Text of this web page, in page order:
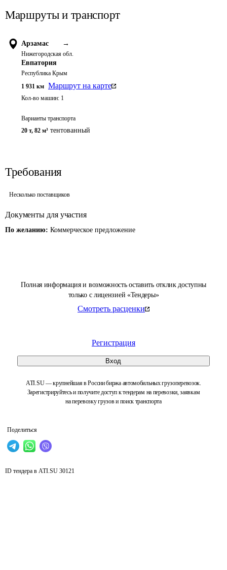
Полная информация и возможность оставить отклик доступны
только с лицензией «Тендеры»
Смотреть расценки
Регистрация
Вход
ATI.SU — крупнейшая в России биржа автомобильных грузоперевозок.
Зарегистрируйтесь и получите доступ к тендерам на перевозки, заявкам
на перевозку грузов и поиск транспорта
Поделиться
Маршруты и транспорт
Арзамас →
Нижегородская обл.
Евпатория
Республика Крым
1 931 км Маршрут на карте
Кол-во машин: 1
Варианты транспорта
20 т, 82 м³ тентованный
Требования
Несколько поставщиков
Документы для участия
По желанию: Коммерческое предложение
ID тендера в ATI.SU 30121